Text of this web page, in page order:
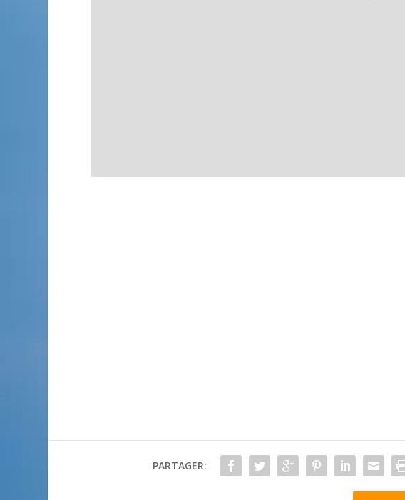
PARTAGER: